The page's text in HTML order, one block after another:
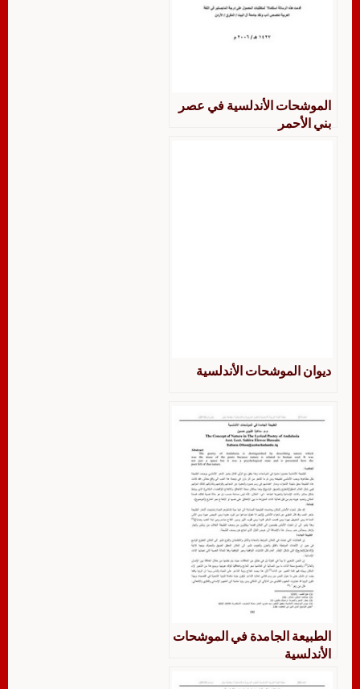
الموشحات الأندلسية في عصر
بني الأحمر
ديوان الموشحات الأندلسية
الطبيعة الجامدة في الموشحات
الأندلسية